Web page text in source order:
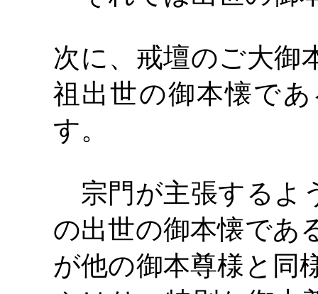
次に、戒壇のご大御
祖出世の御本懐で
す。
宗門が主張するよ
の出世の御本懐であ
が他の御本尊様と同